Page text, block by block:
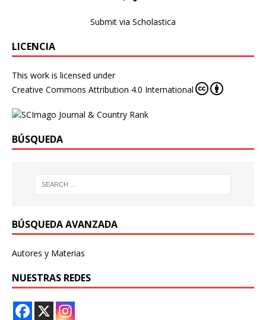
Submit via Scholastica
LICENCIA
This work is licensed under
Creative Commons Attribution 4.0 International
BÚSQUEDA
BÚSQUEDA AVANZADA
Autores y Materias
NUESTRAS REDES